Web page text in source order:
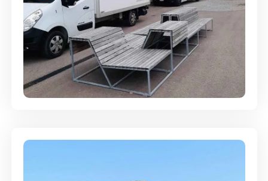
Umzugsreinigung - mit
Abgabegarantie